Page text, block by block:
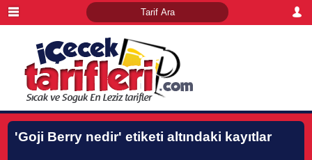
'Goji Berry nedir' etiketi altındaki kayıtlar